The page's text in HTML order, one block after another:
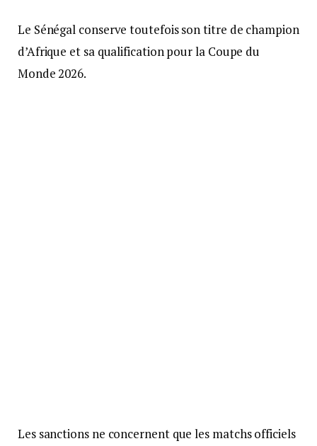
Le Sénégal conserve toutefois son titre de champion
d’Afrique et sa qualification pour la Coupe du
Monde 2026.
Les sanctions ne concernent que les matchs officiels